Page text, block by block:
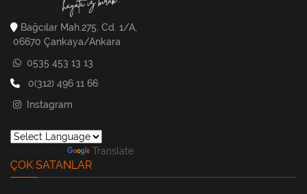
Bağcılar Mah.275. Cd. 1/A,
06670 Çankaya/Ankara
0535 453 13 13
0(312) 496 11 66
Instagram
Translate
ÇOK SATANLAR